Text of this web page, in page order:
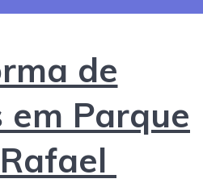
de
em Parque